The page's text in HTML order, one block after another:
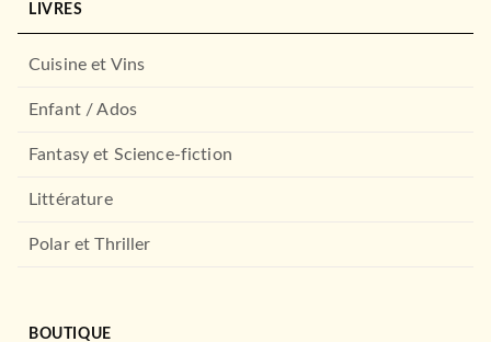
Little Shade - Tome 1
LIVRES
Cuisine et Vins
Enfant / Ados
Fantasy et Science-fiction
Littérature
Polar et Thriller
BOUTIQUE